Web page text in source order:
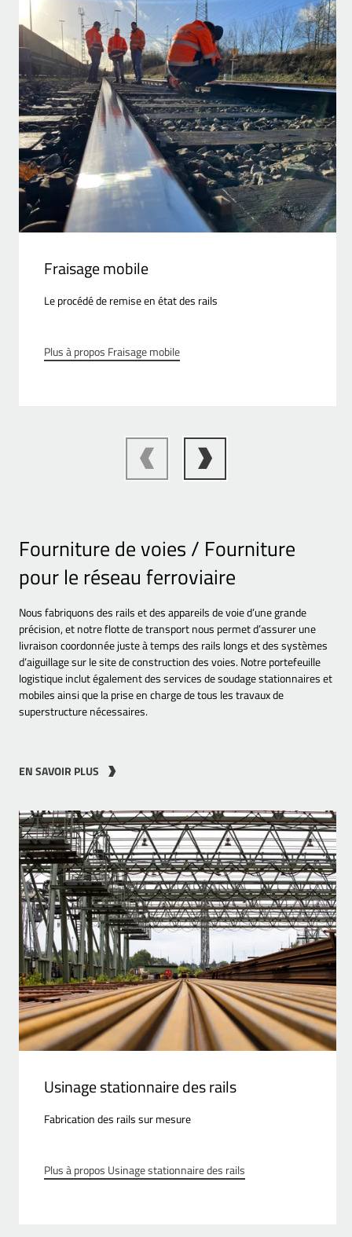
Fraisage mobile
Le procédé de remise en état des rails
Plus à propos Fraisage mobile
Fourniture de voies / Fourniture
pour le réseau ferroviaire
Nous fabriquons des rails et des appareils de voie d’une grande
précision, et notre flotte de transport nous permet d’assurer une
livraison coordonnée juste à temps des rails longs et des systèmes
d’aiguillage sur le site de construction des voies. Notre portefeuille
logistique inclut également des services de soudage stationnaires et
mobiles ainsi que la prise en charge de tous les travaux de
superstructure nécessaires.
EN SAVOIR PLUS
Usinage stationnaire des rails
Fabrication des rails sur mesure
Plus à propos Usinage stationnaire des rails